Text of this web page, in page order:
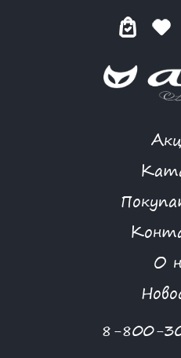
О
8-800-
ПРЯНАЯ